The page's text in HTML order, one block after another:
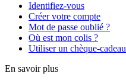
Identifiez-vous
Créer votre compte
Mot de passe oublié ?
Où est mon colis ?
Utiliser un chèque-cadeau
En savoir plus